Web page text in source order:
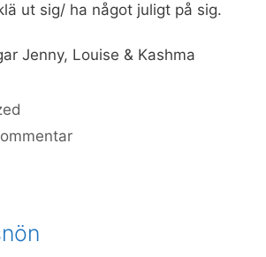
ut sig/ ha något juligt på sig.
Jenny, Louise & Kashma